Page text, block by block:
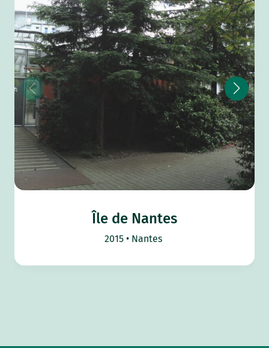
Île de Nantes
2015 Nantes